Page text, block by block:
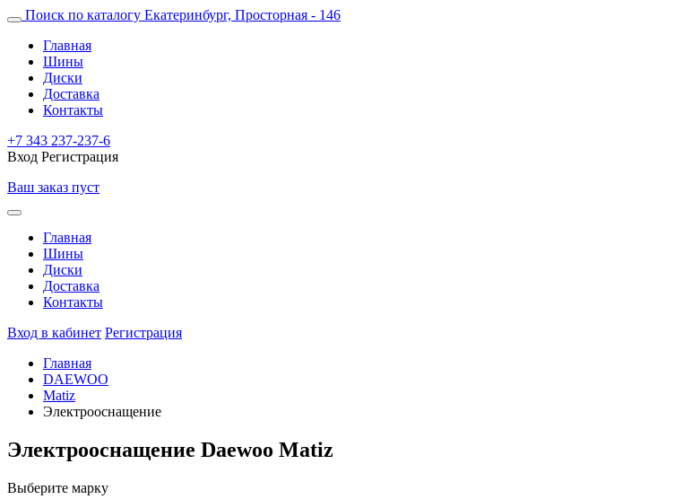
Поиск по каталогу Екатеринбург, Просторная - 146
Главная
Шины
Диски
Доставка
Контакты
+7 343 237-237-6
Вход Регистрация
Ваш заказ пуст
Главная
Шины
Диски
Доставка
Контакты
Вход в кабинет Регистрация
Главная
DAEWOO
Matiz
Электрооснащение
Электрооснащение Daewoo Matiz
Выберите марку